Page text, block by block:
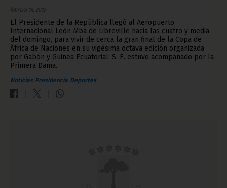
febrero 14, 2012
El Presidente de la República llegó al Aeropuerto
Internacional León Mba de Libreville hacia las cuatro y media
del domingo, para vivir de cerca la gran final de la Copa de
África de Naciones en su vigésima octava edición organizada
por Gabón y Guinea Ecuatorial. S. E. estuvo acompañado por la
Primera Dama.
Noticias Presidencia Deportes